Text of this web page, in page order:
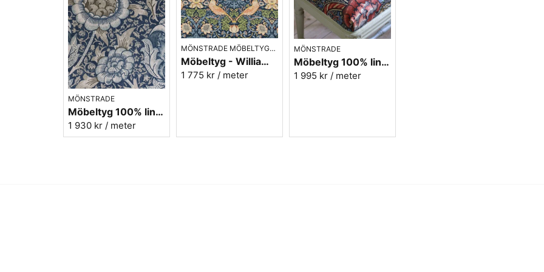
MÖNSTRADE
Möbeltyg 100% lin William Morris - Wandle - blue/stone
1 930 kr / meter
MÖNSTRADE MÖBELTYGER
Möbeltyg - William Morris - Strawberry thief indigo/mineral
1 775 kr / meter
MÖNSTRADE
Möbeltyg 100% lin William Morris - Wandle - indigo/carmine
1 995 kr / meter